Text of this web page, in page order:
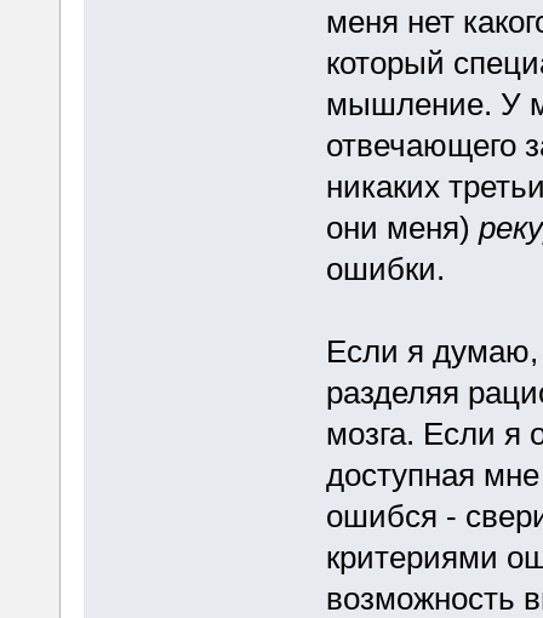
меня нет
который
мышление. У
отвечающего
никаких
они меня)
ошибки.
Если я думаю,
разделяя
мозга. Если я
доступная
ошибся -
критериями
возможность